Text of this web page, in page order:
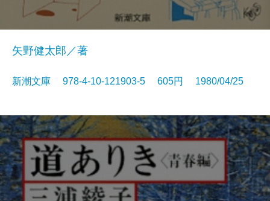
矢野健太郎／著
新潮文庫 978-4-10-121903-5 605円 1980/04/25